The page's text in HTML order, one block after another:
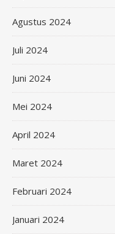
Agustus 2024
Juli 2024
Juni 2024
Mei 2024
April 2024
Maret 2024
Februari 2024
Januari 2024